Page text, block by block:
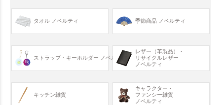
タオル ノベルティ 季節商品 ノベルティ
ストラップ・キーホルダー ノベルティ
レザー（革製品）・
リサイクルレザー
ノベルティ
キッチン雑貨
キャラクター・
ファンシー雑貨
ノベルティ